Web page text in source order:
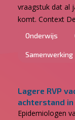
vraagstuk dat al
komt. Context
Onderwijs
Samenwerking
Lagere RVP
achterstand in
Epidemiologen